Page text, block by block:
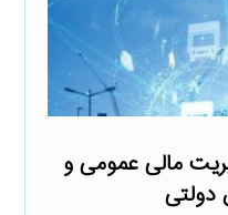
مالی عمومی و